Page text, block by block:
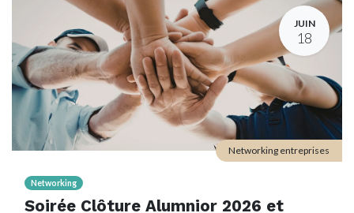
JUIN
18
Networking
Soirée Clôture Alumnior 2026 et
Networking entreprises